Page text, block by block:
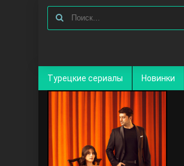
Турецкие сериалы Новинки